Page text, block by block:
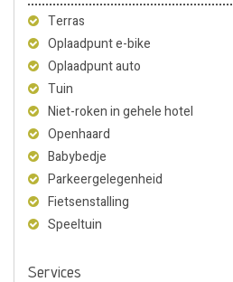
Terras
Oplaadpunt e-bike
Oplaadpunt auto
Tuin
Niet-roken in gehele hotel
Openhaard
Babybedje
Parkeergelegenheid
Fietsenstalling
Speeltuin
Services